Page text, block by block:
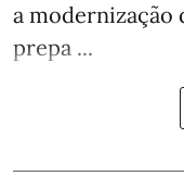
a modernização
prepa ...